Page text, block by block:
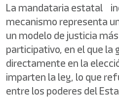
La mandataria estatal
mecanismo representa
un modelo de justicia
participativo, en el que la
directamente en la
imparten la ley, lo que
entre los poderes del